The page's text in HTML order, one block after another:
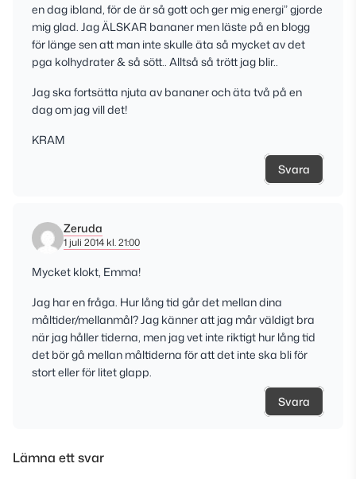
en dag ibland, för de är så gott och ger mig energi” gjorde
mig glad. Jag ÄLSKAR bananer men läste på en blogg
för länge sen att man inte skulle äta så mycket av det
pga kolhydrater & så sött.. Alltså så trött jag blir..
Jag ska fortsätta njuta av bananer och äta två på en
dag om jag vill det!
KRAM
Svara
Zeruda
1 juli 2014 kl. 21:00
Mycket klokt, Emma!
Jag har en fråga. Hur lång tid går det mellan dina
måltider/mellanmål? Jag känner att jag mår väldigt bra
när jag håller tiderna, men jag vet inte riktigt hur lång tid
det bör gå mellan måltiderna för att det inte ska bli för
stort eller för litet glapp.
Svara
Lämna ett svar